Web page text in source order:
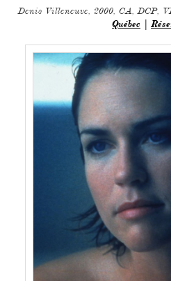
Denis Villeneuve, 2000, CA, DCP,
Québec